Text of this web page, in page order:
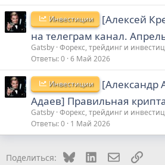
Инвестиции
[Алексей
на телеграм канал.
Gatsby Форекс, трейдинг и
Ответы 0 6 Май 2026
Инвестиции
[Александр
Адаев] Правильная
Gatsby Форекс, трейдинг и
Ответы 0 1 Май 2026
Поделиться: Bluesky LinkedIn